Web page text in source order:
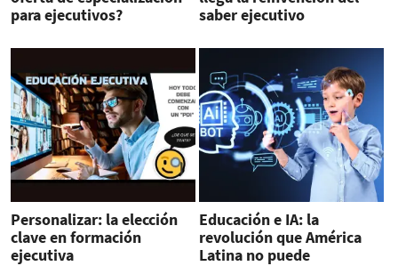
para ejecutivos?
saber ejecutivo
Personalizar: la elección
clave en formación
ejecutiva
Educación e IA: la
revolución que América
Latina no puede